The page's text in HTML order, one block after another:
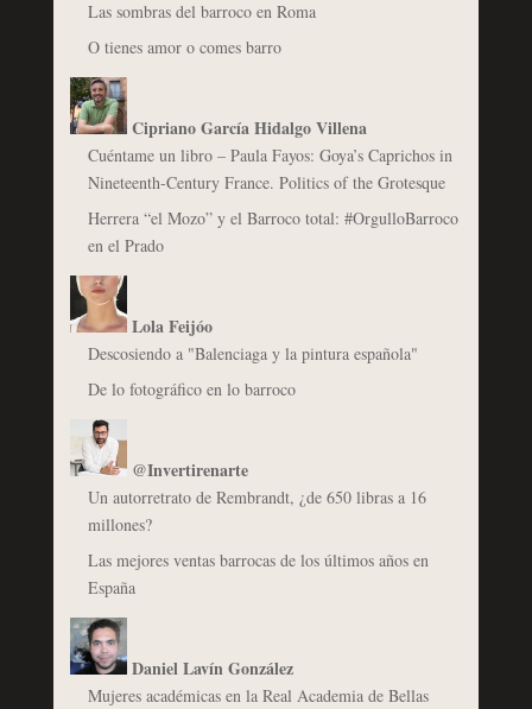
Las sombras del barroco en Roma
O tienes amor o comes barro
Cipriano García Hidalgo Villena
Cuéntame un libro – Paula Fayos: Goya’s Caprichos in
Nineteenth-Century France. Politics of the Grotesque
Herrera “el Mozo” y el Barroco total: #OrgulloBarroco
en el Prado
Lola Feijóo
Descosiendo a "Balenciaga y la pintura española"
De lo fotográfico en lo barroco
@Invertirenarte
Un autorretrato de Rembrandt, ¿de 650 libras a 16
millones?
Las mejores ventas barrocas de los últimos años en
España
Daniel Lavín González
Mujeres académicas en la Real Academia de Bellas